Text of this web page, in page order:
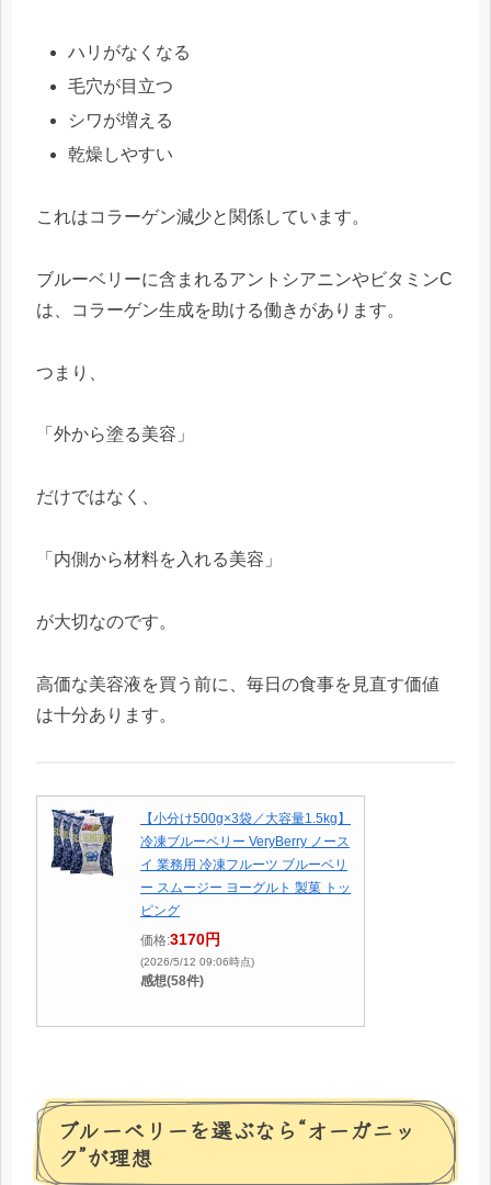
ハリがなくなる
毛穴が目立つ
シワが増える
乾燥しやすい
これはコラーゲン減少と関係しています。
ブルーベリーに含まれるアントシアニンやビタミンC
は、コラーゲン生成を助ける働きがあります。
つまり、
「外から塗る美容」
だけではなく、
「内側から材料を入れる美容」
が大切なのです。
高価な美容液を買う前に、毎日の食事を見直す価値
は十分あります。
【小分け500g×3袋／大容量1.5kg】
冷凍ブルーベリー VeryBerry ノース
イ 業務用 冷凍フルーツ ブルーベリ
ー スムージー ヨーグルト 製菓 トッ
ピング
価格:3170円
(2026/5/12 09:06時点)
感想(58件)
ブルーベリーを選ぶなら“オーガニッ
ク”が理想